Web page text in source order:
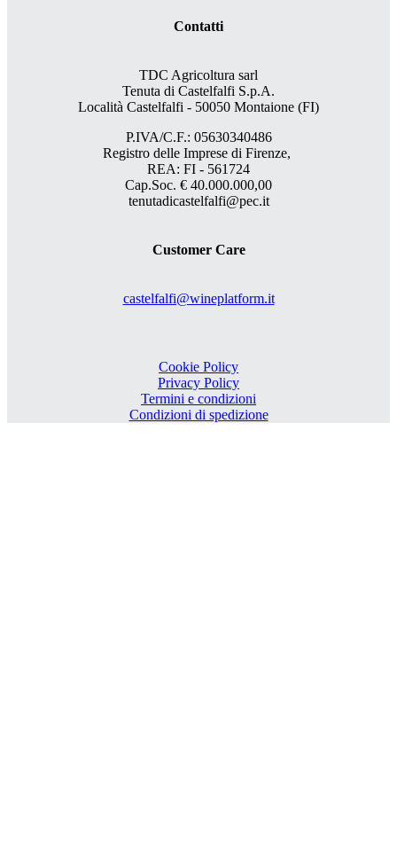
Contatti
TDC Agricoltura sarl
Tenuta di Castelfalfi S.p.A.
Località Castelfalfi - 50050 Montaione (FI)
P.IVA/C.F.: 05630340486
Registro delle Imprese di Firenze,
REA: FI - 561724
Cap.Soc. € 40.000.000,00
tenutadicastelfalfi@pec.it
Customer Care
castelfalfi@wineplatform.it
Cookie Policy
Privacy Policy
Termini e condizioni
Condizioni di spedizione